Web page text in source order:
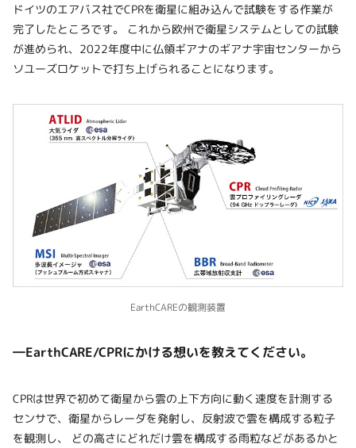
ドイツのエアバス社でCPRを衛星に組み込んで試験をする作業が
完了したところです。 これから欧州で衛星システムとしての試験
が進められ、2022年度中に仏領ギアナのギアナ宇宙センターから
ソユーズロケットで打ち上げられることになります。
EarthCAREの観測装置
―EarthCARE/CPRにかける想いを教えてください。
CPRは世界で初めて衛星から雲の上下方向に動く速度を計測する
センサで、衛星からレーダを発射し、反射波で雲を構成する粒子
を観測し、 どの高さにどれだけ雲を構成する雨粒などがあるかと